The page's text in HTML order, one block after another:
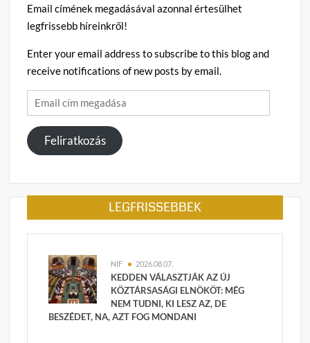
Email címének megadásával azonnal értesülhet
legfrissebb híreinkről!
Enter your email address to subscribe to this blog and
receive notifications of new posts by email.
Email
cím
megadása
Feliratkozás
LEGFRISSEBBEK
NIF 2026.08.07.
KEDDEN VÁLASZTJÁK AZ ÚJ
KÖZTÁRSASÁGI ELNÖKÖT: MÉG
NEM TUDNI, KI LESZ AZ, DE
BESZÉDET, NA, AZT FOG MONDANI